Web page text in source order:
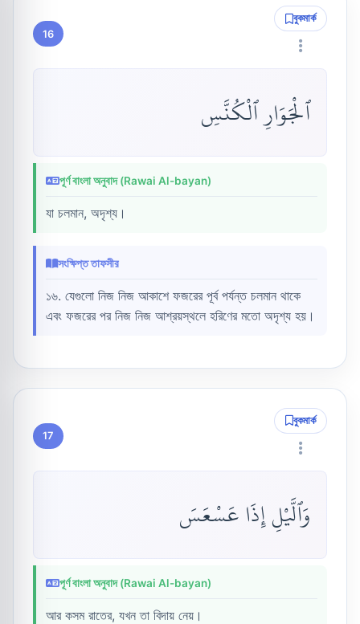
16
বুকমার্ক
ٱلْجَوَارِ ٱلْكُنَّسِ
পূর্ণ বাংলা অনুবাদ (Rawai Al-bayan)
যা চলমান, অদৃশ্য।
সংক্ষিপ্ত তাফসীর
১৬. যেগুলো নিজ নিজ আকাশে ফজরের পূর্ব পর্যন্ত চলমান থাকে
এবং ফজরের পর নিজ নিজ আশ্রয়স্থলে হরিণের মতো অদৃশ্য হয়।
17
বুকমার্ক
وَٱلَّيْلِ إِذَا عَسْعَسَ
পূর্ণ বাংলা অনুবাদ (Rawai Al-bayan)
আর কসম রাতের, যখন তা বিদায় নেয়।